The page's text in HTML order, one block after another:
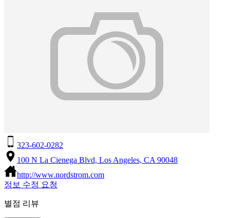
323-602-0282
100 N La Cienega Blvd, Los Angeles, CA 90048
http://www.nordstrom.com
정보 수정 요청
별점 리뷰